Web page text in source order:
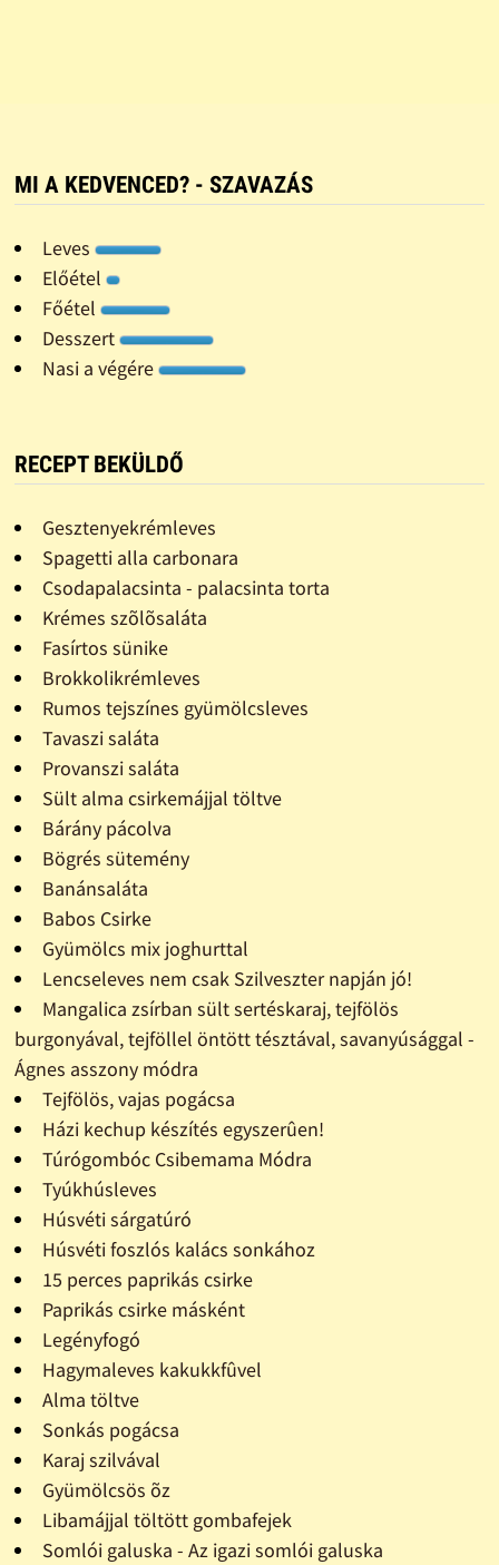
MI A KEDVENCED? - SZAVAZÁS
Leves
Előétel
Főétel
Desszert
Nasi a végére
RECEPT BEKÜLDŐ
Gesztenyekrémleves
Spagetti alla carbonara
Csodapalacsinta - palacsinta torta
Krémes szõlõsaláta
Fasírtos sünike
Brokkolikrémleves
Rumos tejszínes gyümölcsleves
Tavaszi saláta
Provanszi saláta
Sült alma csirkemájjal töltve
Bárány pácolva
Bögrés sütemény
Banánsaláta
Babos Csirke
Gyümölcs mix joghurttal
Lencseleves nem csak Szilveszter napján jó!
Mangalica zsírban sült sertéskaraj, tejfölös
burgonyával, tejföllel öntött tésztával, savanyúsággal -
Ágnes asszony módra
Tejfölös, vajas pogácsa
Házi kechup készítés egyszerûen!
Túrógombóc Csibemama Módra
Tyúkhúsleves
Húsvéti sárgatúró
Húsvéti foszlós kalács sonkához
15 perces paprikás csirke
Paprikás csirke másként
Legényfogó
Hagymaleves kakukkfûvel
Alma töltve
Sonkás pogácsa
Karaj szilvával
Gyümölcsös õz
Libamájjal töltött gombafejek
Somlói galuska - Az igazi somlói galuska